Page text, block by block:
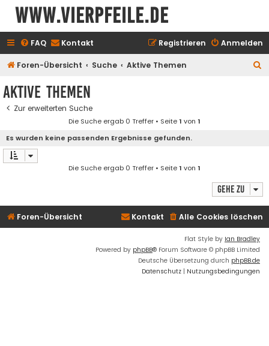
www.vierpfeile.de
FAQ Kontakt Anmelden
Registrieren
Foren-Übersicht Suche Aktive Themen
Aktive Themen
Zur erweiterten Suche
Die Suche ergab 0 Treffer • Seite1 von 1
Es wurden keine passenden Ergebnisse gefunden.
Die Suche ergab 0 Treffer • Seite1 von 1
Gehe zu
Foren-Übersicht Alle Cookies löschen
Kontakt
Flat Style by Ian Bradley
Powered by phpBB® Forum Software © phpBB Limited
Deutsche Übersetzung durch phpBB.de
Datenschutz | Nutzungsbedingungen